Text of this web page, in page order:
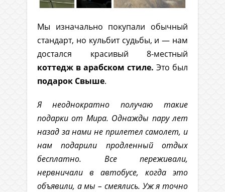
Мы изначально покупали обычный
стандарт, но кульбит судьбы, и — нам
достался красивый 8-местный
коттедж в арабском стиле. Это был
подарок Свыше.
Я неоднократно получаю такие
подарки от Мира. Однажды пару лет
назад за нами не прилетел самолет, и
нам подарили продленный отдых
бесплатно. Все переживали,
нервничали в автобусе, когда это
объявили, а мы – смеялись. Уж я точно